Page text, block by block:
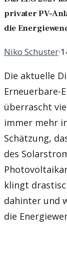
privater PV-
die
Niko Schuster·
Die aktuelle
Erneuerbare-
überrascht
immer mehr
Schätzung,
des
klingt
dahinter und
die